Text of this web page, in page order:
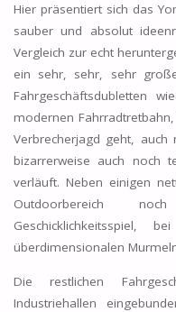
Hier präsentiert sich das
sauber und absolut
Vergleich zur echt
ein sehr, sehr, sehr
Fahrgeschäftsdubletten
modernen
Verbrecherjagd geht,
bizarrerweise auch noch
verläuft. Neben einigen
Outdoorbereich
überdimensionalen
Die restlichen
Industriehallen